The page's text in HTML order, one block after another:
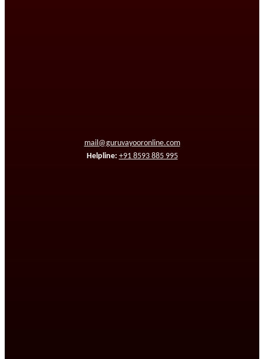
mail@guruvayooronline.com
Helpline: +91 8593 885 995